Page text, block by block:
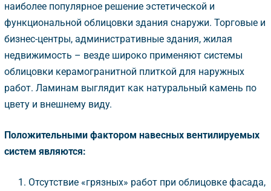
наиболее популярное решение эстетической и
функциональной облицовки здания снаружи. Торговые и
изнес-центры, административные здания, жилая
недвижимость – везде широко применяют системы
облицовки керамогранитной плиткой для наружных
работ. Ламинам выглядит как натуральный камень по
цвету и внешнему виду.
Положительными фактором навесных вентилируемых
систем являются:
Отсутствие «грязных» работ при облицовке фасада,